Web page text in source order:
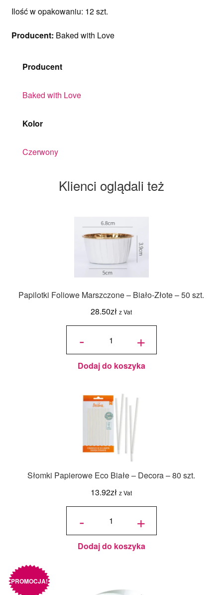
Ilość w opakowaniu: 12 szt.
Producent: Baked with Love
Producent
Baked with Love
Kolor
Czerwony
Klienci oglądali też
Papilotki Foliowe Marszczone – Biało-Złote – 50 szt.
28.50zł z Vat
-
ilość
Marszczone
- Biało-
Złote - 50
szt. +
Dodaj do koszyka
Słomki Papierowe Eco Białe – Decora – 80 szt.
13.92zł z Vat
-
ilość
Eco Białe
- Decora -
80 szt. +
Dodaj do koszyka
PROMOCJA!